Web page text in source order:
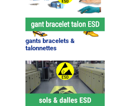
gants bracelets &
talonnettes